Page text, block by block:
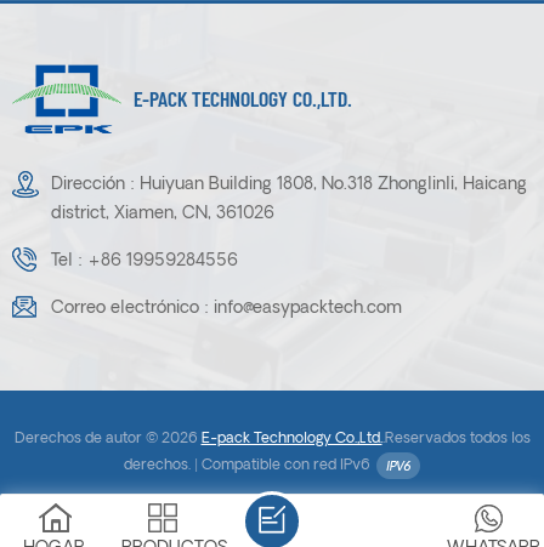
E-PACK TECHNOLOGY CO.,LTD.
Dirección : Huiyuan Building 1808, No.318 Zhonglinli, Haicang
district, Xiamen, CN, 361026
Tel : +86 19959284556
Correo electrónico : info@easypacktech.com
Derechos de autor © 2026 E-pack Technology Co.,Ltd..Reservados todos los
derechos. | Compatible con red IPv6